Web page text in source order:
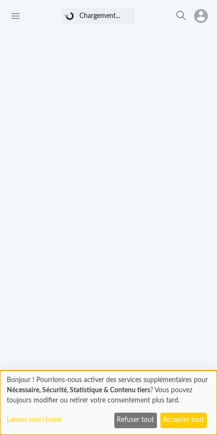
Chargement...
Chargement... Chargement
En cours...
Bonjour ! Pourrions-nous activer des services supplémentaires pour
Nécessaire, Sécurité, Statistique & Contenu tiers? Vous pouvez
toujours modifier ou retirer votre consentement plus tard.
Laissez-moi choisir Refuser tout Accepter tout